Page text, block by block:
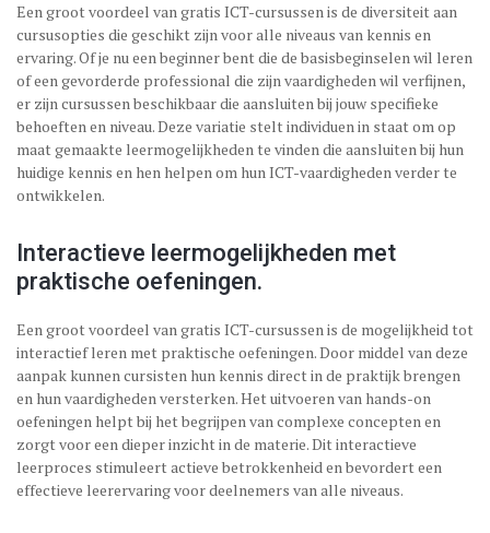
Een groot voordeel van gratis ICT-cursussen is de diversiteit aan
cursusopties die geschikt zijn voor alle niveaus van kennis en
ervaring. Of je nu een beginner bent die de basisbeginselen wil leren
of een gevorderde professional die zijn vaardigheden wil verfijnen,
er zijn cursussen beschikbaar die aansluiten bij jouw specifieke
behoeften en niveau. Deze variatie stelt individuen in staat om op
maat gemaakte leermogelijkheden te vinden die aansluiten bij hun
huidige kennis en hen helpen om hun ICT-vaardigheden verder te
ontwikkelen.
Interactieve leermogelijkheden met
praktische oefeningen.
Een groot voordeel van gratis ICT-cursussen is de mogelijkheid tot
interactief leren met praktische oefeningen. Door middel van deze
aanpak kunnen cursisten hun kennis direct in de praktijk brengen
en hun vaardigheden versterken. Het uitvoeren van hands-on
oefeningen helpt bij het begrijpen van complexe concepten en
zorgt voor een dieper inzicht in de materie. Dit interactieve
leerproces stimuleert actieve betrokkenheid en bevordert een
effectieve leerervaring voor deelnemers van alle niveaus.